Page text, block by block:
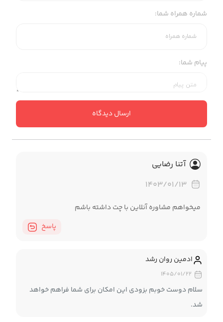
شماره همراه شما:
پیام شما:
ارسال دیدگاه
آتنا رضایی
۱۴۰۳/۰۱/۱۳
میخواهم مشاوره آنلاین با چت داشته باشم
پاسخ
ادمین روان رشد
۱۴۰۵/۰۱/۲۲
سلام دوست خوبم بزودی این امکان برای شما فراهم خواهد
شد.